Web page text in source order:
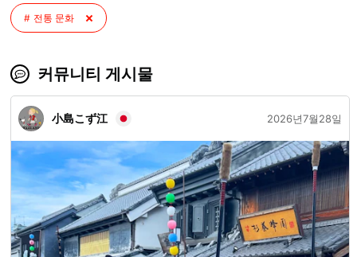
전통 문화
커뮤니티 게시물
小島こず江 2026년7월28일